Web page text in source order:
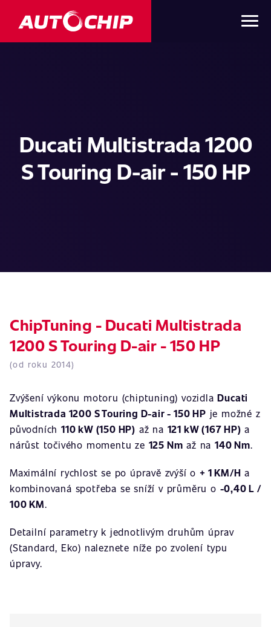
Ducati Multistrada 1200
S Touring D-air - 150 HP
ChipTuning - Ducati Multistrada
1200 S Touring D-air - 150 HP
(od roku 2014)
Zvýšení výkonu motoru (chiptuning) vozidlaDucati
Multistrada 1200 S Touring D-air - 150 HP je možné z
původních110 kW (150 HP) až na 121 kW (167 HP) a
nárůst točivého momentu ze 125 Nm až na140 Nm.
Maximální rychlost se po úpravě zvýší o + 1 KM/H a
kombinovaná spotřeba se sníží v průměru o -0,40 L /
100 KM.
Detailní parametry k jednotlivým druhům úprav
(Standard, Eko) naleznete níže po zvolení typu
úpravy.